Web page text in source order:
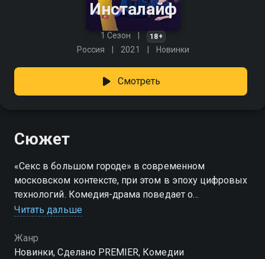
Инсталайф
1 Сезон 18+
Россия 2021 Новинки
Смотреть
Сюжет
«Секс в большом городе» в современном
московском контексте, при этом в эпоху цифровых
технологий. Комедия-драма поведает о
приключениях пятерых подруг, взаимодействующих
принимающих решения, основываясь на контенте,
который создают их знакомые. К каким
Читать дальше
Жанр
Новинки, Сделано PREMIER, Комедии